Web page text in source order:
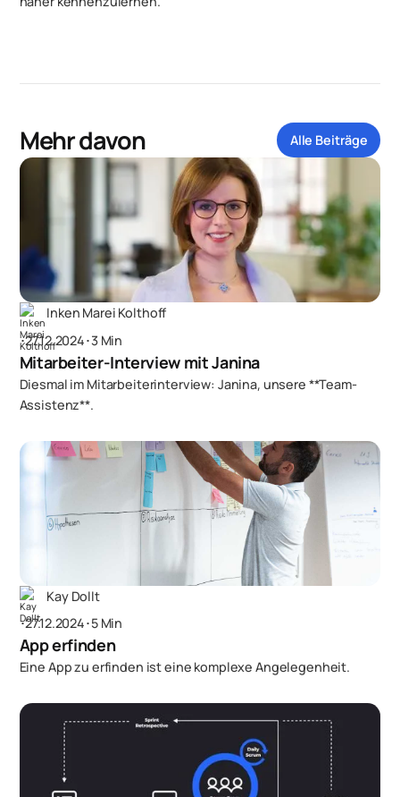
Mehr davon Alle Beiträge
Inken Marei Kolthoff
･27.12.2024･3 Min
Mitarbeiter-Interview mit Janina
Diesmal im Mitarbeiterinterview: Janina, unsere **Team-
Assistenz**.
Kay Dollt
･27.12.2024･5 Min
App erfinden
Eine App zu erfinden ist eine komplexe Angelegenheit.